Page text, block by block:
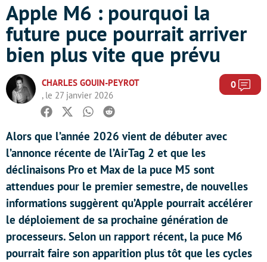
Apple M6 : pourquoi la
future puce pourrait arriver
bien plus vite que prévu
CHARLES GOUIN-PEYROT
, le 27 janvier 2026
0
Facebook
TwitterWhatsapp
Reddit
Alors que l’année 2026 vient de débuter avec
l’annonce récente de l’AirTag 2 et que les
déclinaisons Pro et Max de la puce M5 sont
attendues pour le premier semestre, de nouvelles
informations suggèrent qu’Apple pourrait accélérer
le déploiement de sa prochaine génération de
processeurs. Selon un rapport récent, la puce M6
pourrait faire son apparition plus tôt que les cycles